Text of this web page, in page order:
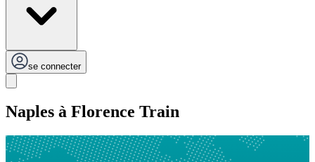
se connecter
Naples à Florence Train